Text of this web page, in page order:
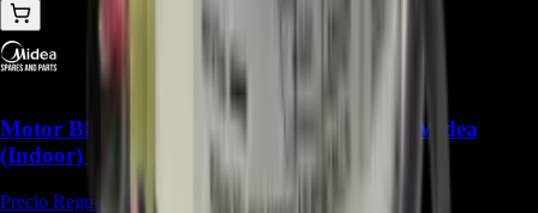
Motor Blower 11002015011867 para Aire Midea
(Indoor) - REP-1641
Precio Regular: $ 217.500